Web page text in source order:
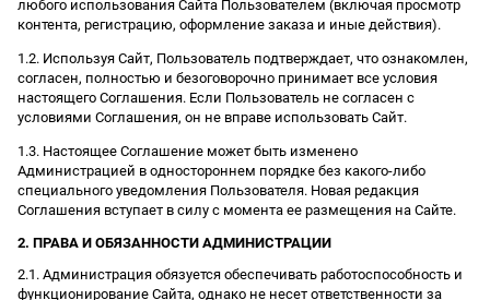
любого использования Сайта Пользователем (включая просмотр
контента, регистрацию, оформление заказа и иные действия).
1.2. Используя Сайт, Пользователь подтверждает, что ознакомлен,
согласен, полностью и безоговорочно принимает все условия
настоящего Соглашения. Если Пользователь не согласен с
условиями Соглашения, он не вправе использовать Сайт.
1.3. Настоящее Соглашение может быть изменено
Администрацией в одностороннем порядке без какого-либо
специального уведомления Пользователя. Новая редакция
Соглашения вступает в силу с момента ее размещения на Сайте.
2. ПРАВА И ОБЯЗАННОСТИ АДМИНИСТРАЦИИ
2.1. Администрация обязуется обеспечивать работоспособность и
функционирование Сайта, однако не несет ответственности за